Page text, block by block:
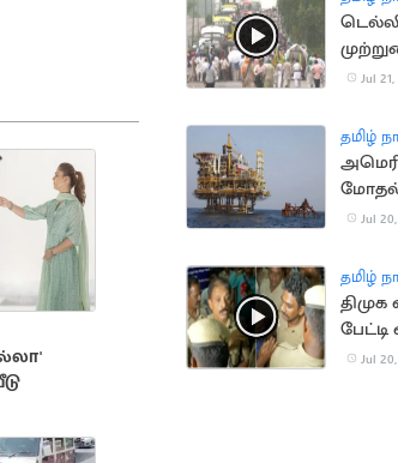
Jul
தமிழ்
மோதல்
Jul
தமிழ்
Jul